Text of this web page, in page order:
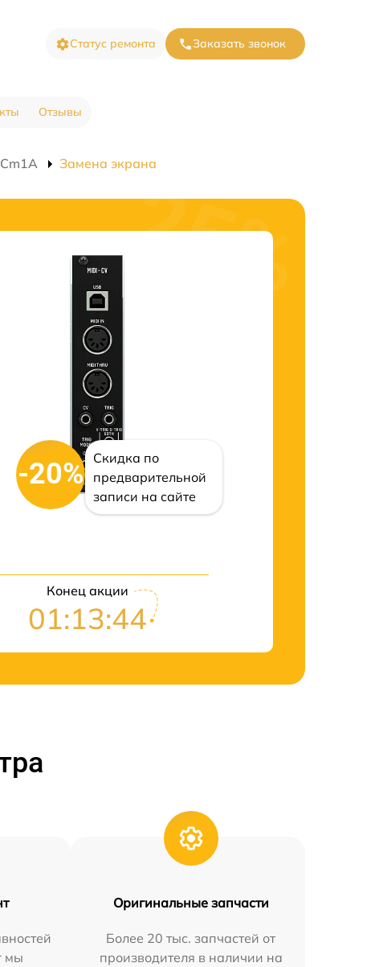
Статус ремонта Заказать звонок
Отзывы
Замена экрана
-20%
Скидка по
предварительной
записи на сайте
Конец акции
01:13:43
мы
Оригинальные запчасти
Более 20 тыс. запчастей от
производителя в наличии на